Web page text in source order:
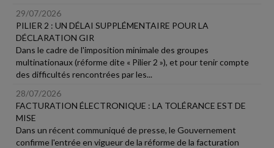
29/07/2026
PILIER 2 : UN DÉLAI SUPPLÉMENTAIRE POUR LA
DÉCLARATION GIR
Dans le cadre de l'imposition minimale des groupes
multinationaux (réforme dite « Pilier 2 »), et pour tenir compte
des difficultés rencontrées par les...
28/07/2026
FACTURATION ÉLECTRONIQUE : LA TOLÉRANCE EST DE
MISE
Dans un récent communiqué de presse, le Gouvernement
confirme l'entrée en vigueur de la réforme de la facturation